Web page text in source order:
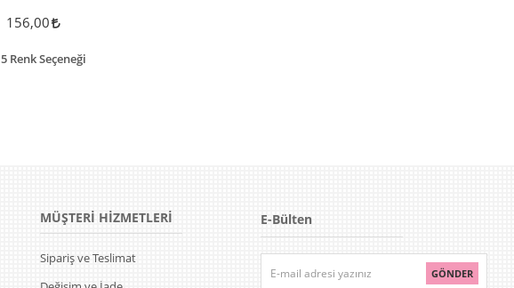
156,00
5 Renk Seçeneği
MÜŞTERİ HİZMETLERİ
Sipariş ve Teslimat
E-Bülten
GÖNDER